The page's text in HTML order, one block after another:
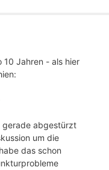
10 Jahren - als hier
gerade abgestürzt
um die
das schon